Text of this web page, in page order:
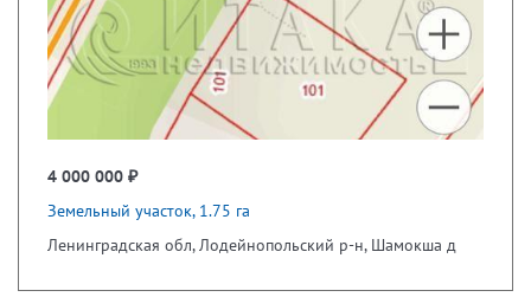
4 000 000 ₽
Земельный участок, 1.75 га
Ленинградская обл, Лодейнопольский р-н, Шамокша д